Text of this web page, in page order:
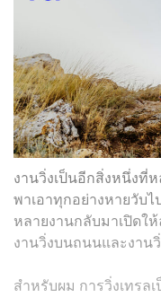
งานวิ่งเป็นอีกสิ่งหนึ่งที่
พาเอาทุกอย่างหายวับ
หลายงานกลับมาเปิดใ
งานวิ่งบนถนนและงาน
สำหรับผม การวิ่งเทรล